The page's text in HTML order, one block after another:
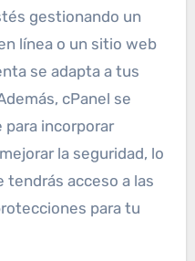
gestionando un
línea o un sitio web
se adapta a tus
cPanel se
incorporar
la seguridad, lo
tendrás acceso a las
para tu